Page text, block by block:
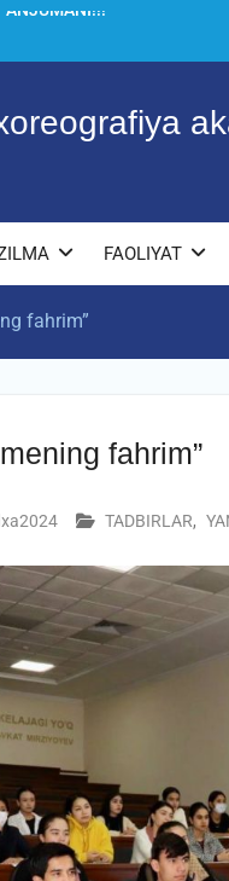
FAOLIYAT
fahrim”
fahrim”
TADBIRLAR,